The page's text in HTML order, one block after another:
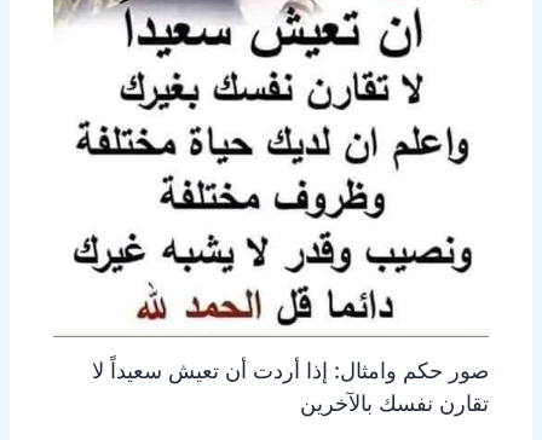
صور حكم وامثال: إذا أردت أن تعيش سعيداً لا
تقارن نفسك بالآخرين